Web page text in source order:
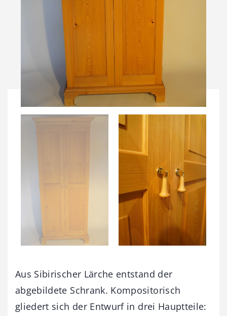
Aus Sibirischer Lärche entstand der
abgebildete Schrank. Kompositorisch
gliedert sich der Entwurf in drei Hauptteile: